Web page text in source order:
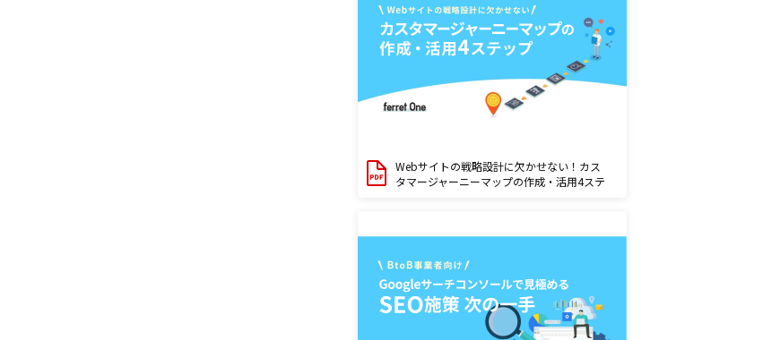
Webサイトの戦略設計に欠かせない！カス
タマージャーニーマップの作成・活用4ステ